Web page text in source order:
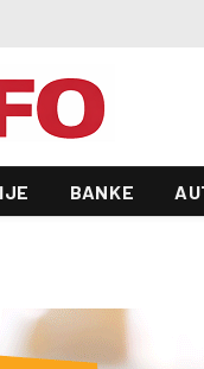
BANKE